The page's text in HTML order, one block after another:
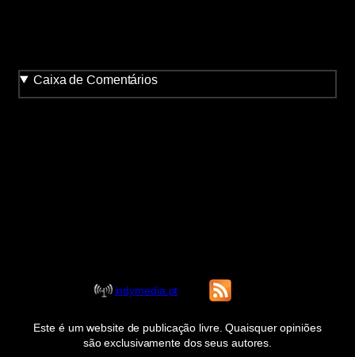
Caixa de Comentários
indymedia.pt
Este é um website de publicação livre. Quaisquer opiniões
são exclusivamente dos seus autores.